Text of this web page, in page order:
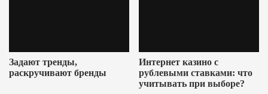
Задают тренды,
раскручивают бренды
Интернет казино с
рублевыми ставками: что
учитывать при выборе?